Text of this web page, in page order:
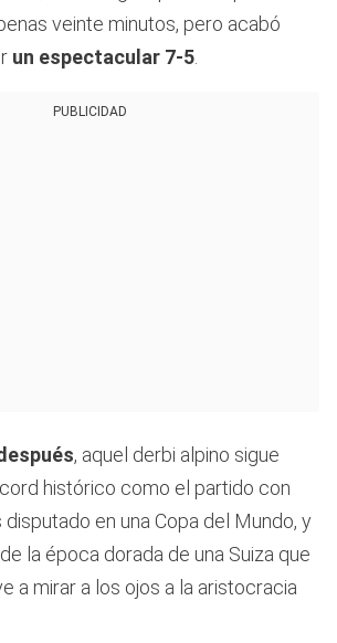
veinte minutos, pero acabó
un espectacular 7-5
PUBLICIDAD
, aquel derbi alpino sigue
histórico como el partido con
en una Copa del Mundo, y
la época dorada de una Suiza que
a mirar a los ojos a la aristocracia